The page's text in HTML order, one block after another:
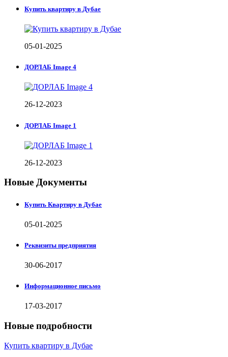
Купить квартиру в Дубае
05-01-2025
ДОРЛАБ Image 4
26-12-2023
ДОРЛАБ Image 1
26-12-2023
Новые Документы
Купить Квартиру в Дубае
05-01-2025
Реквизиты предприятия
30-06-2017
Информационное письмо
17-03-2017
Новые подробности
Купить квартиру в Дубае